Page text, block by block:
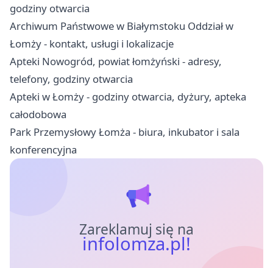
godziny otwarcia
Archiwum Państwowe w Białymstoku Oddział w
Łomży - kontakt, usługi i lokalizacje
Apteki Nowogród, powiat łomżyński - adresy,
telefony, godziny otwarcia
Apteki w Łomży - godziny otwarcia, dyżury, apteka
całodobowa
Park Przemysłowy Łomża - biura, inkubator i sala
konferencyjna
Zareklamuj się na
infolomza.pl!